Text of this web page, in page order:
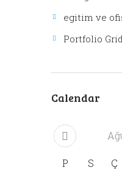
egitim ve
Portfolio Grid
Calendar
P S Ç